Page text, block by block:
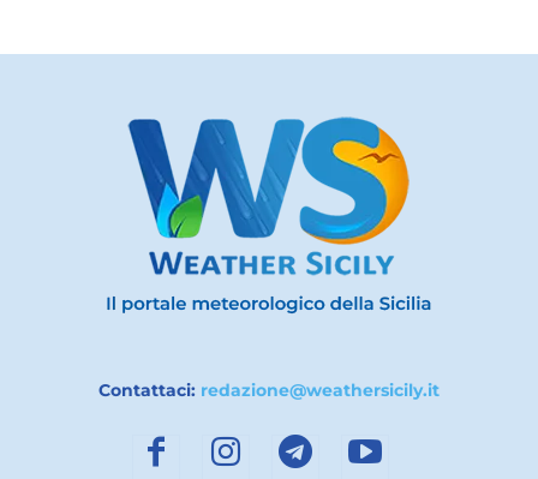
Contattaci: redazione@weathersicily.it